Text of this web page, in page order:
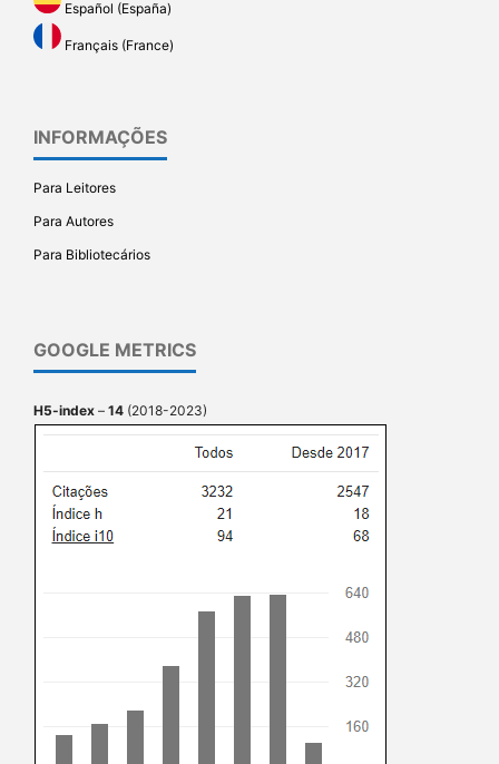
Español (España)
Français (France)
INFORMAÇÕES
Para Leitores
Para Autores
Para Bibliotecários
GOOGLE METRICS
H5-index – 14 (2018-2023)